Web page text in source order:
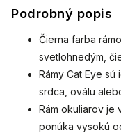
Podrobný popis
Čierna farba
svetlohnedým,
Rámy Cat Eye
srdca, oválu
Rám okuliarov je
ponúka vysokú
Podčiarkujú štýl
a zvyšujú
sebavedomie
každej ženy.
a zvyšujú
každej